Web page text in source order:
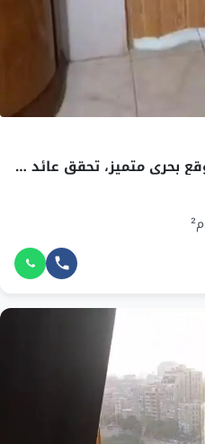
وحدة استثمارية وسكنية بموقع بحري متميز، تحقق عائد إيجاري ثابت يصل إلى 15,000 جنيه شهريًا